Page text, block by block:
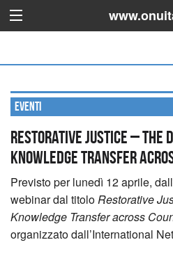
Eventi
Restorative Justice – The
Knowledge Transfer
Previsto per lunedì 12 aprile,
webinar dal titoloRestorative
Knowledge Transfer across
organizzato dall’International